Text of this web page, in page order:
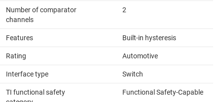
Number of comparator
channels
2
Features Built-in hysteresis
Rating Automotive
Interface type Switch
TI functional safety
Functional Safety-Capable